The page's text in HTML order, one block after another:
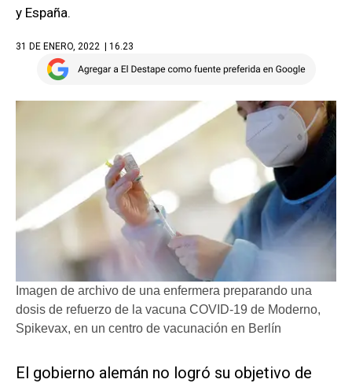
y España.
31 DE ENERO, 2022 | 16.23
Imagen de archivo de una enfermera preparando una
dosis de refuerzo de la vacuna COVID-19 de Moderno,
Spikevax, en un centro de vacunación en Berlín
El gobierno alemán no logró su objetivo de